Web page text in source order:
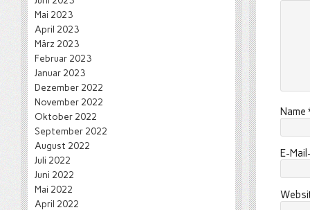
Name
E-
Mai 2023
April 2023
März 2023
Februar 2023
Januar 2023
Dezember 2022
November 2022
Oktober 2022
September 2022
August 2022
Juli 2022
Juni 2022
Mai 2022
April 2022